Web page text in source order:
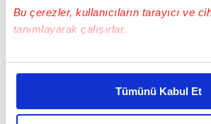
Bu çerezler, kullanıcıların tarayıcı ve
tanımlayarak çalışırlar.
Bu çerezlere izin vermeniz halinde
daha iyi reklam deneyimi yaşatabiliriz.
amacımızın size daha iyi bir reklam
Tümünü Kabul Et
Bağımlılıkla mücadele eden